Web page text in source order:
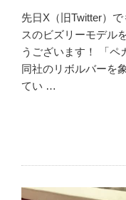
アウトドア用品
買取メー
ウエスタンア
KSC
先日X（旧Twitter）
スのビズリーモデル
うございます！ 「
同社のリボルバーを
てい …